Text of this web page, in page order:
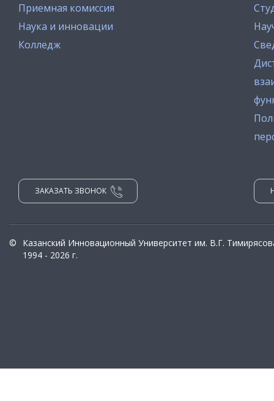
Приемная комиссия
Наука и инновации
Колледж
ЗАКАЗАТЬ ЗВОНОК
©
Казанский Инновационный Университет им. В.Г.
1994 - 2026 г.